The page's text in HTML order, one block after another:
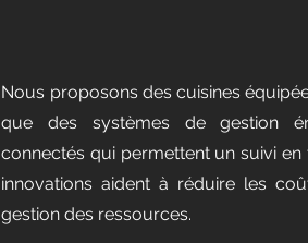
Nous proposons des cuisines
que des systèmes de gestion
connectés qui permettent un suivi
innovations aident à réduire les
gestion des ressources.